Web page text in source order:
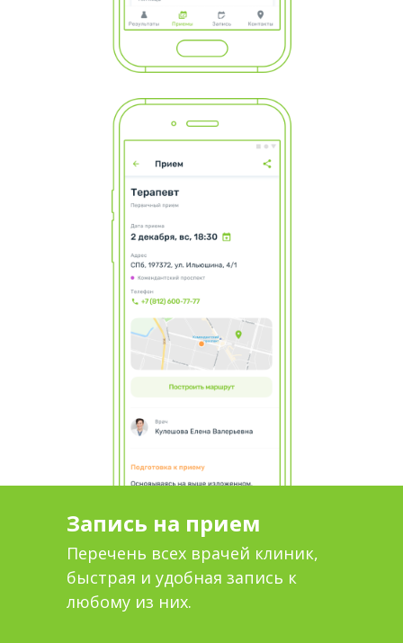
Запись на прием
Перечень всех врачей клиник,
быстрая и удобная запись к
любому из них.